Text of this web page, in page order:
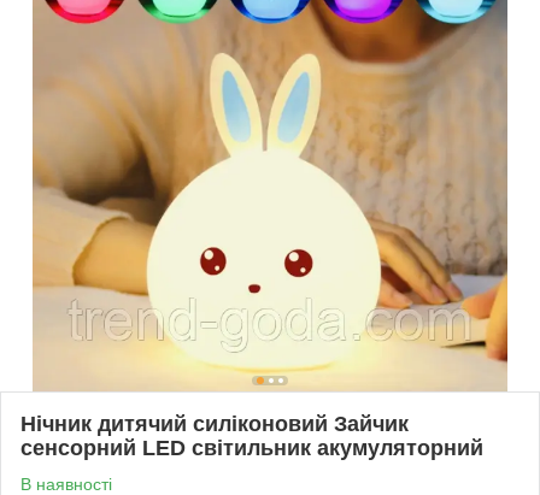
Нічник дитячий силіконовий Зайчик
сенсорний LED світильник акумуляторний
В наявності